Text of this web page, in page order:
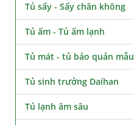
Tủ sấy - Sấy chân không
Tủ ấm - Tủ ấm lạnh
Tủ mát - tủ bảo quản mẫu
Tủ sinh trưởng Daihan
Tủ lạnh âm sâu